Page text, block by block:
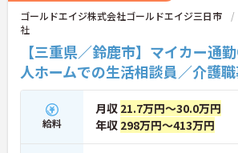
ゴールドエイジ株式会社ゴールドエイジ三日市
社
【三重県／鈴鹿市】マイカー通
人ホームでの生活相談員／介護
給料
月収 21.7万円～30.0万円
年収 298万円～413万円